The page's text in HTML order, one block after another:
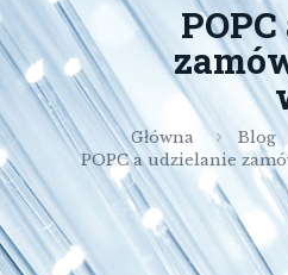
Główna Blog
POPC a udzielanie